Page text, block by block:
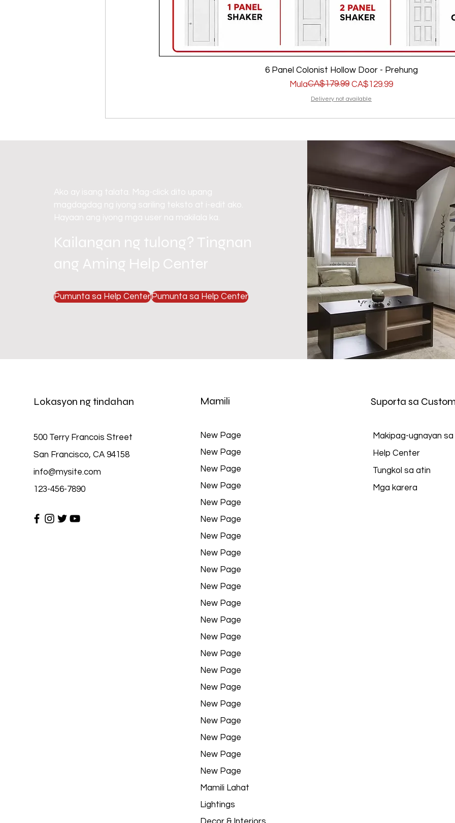
6 Panel Colonist Hollow Door - Prehung
Mula
Regular na Presyo
CA$179.99 CA$129.99
Sale Price
Delivery not available
Ako ay isang talata. Mag-click dito upang
magdagdag ng iyong sariling teksto at i-edit ako.
Hayaan ang iyong mga user na makilala ka.
Kailangan ng tulong? Tingnan
ang Aming Help Center
Pumunta sa Help CenterPumunta sa Help Center
Lokasyon ng tindahan
500 Terry Francois Street
San Francisco, CA 94158
info@mysite.com
123-456-7890
Mamili
New Page
New Page
New Page
New Page
New Page
New Page
New Page
New Page
New Page
New Page
New Page
New Page
New Page
New Page
New Page
New Page
New Page
New Page
New Page
New Page
New Page
Mamili Lahat
Lightings
Suporta sa
Makipag-ugnayan
Help Center
Tungkol sa atin
Mga karera